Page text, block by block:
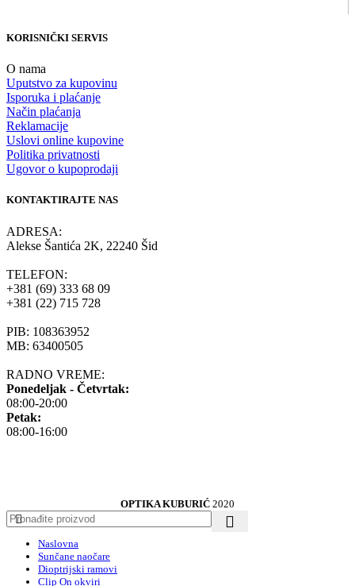
KORISNIČKI SERVIS
O nama
Uputstvo za kupovinu
Isporuka i plaćanje
Način plaćanja
Reklamacije
Uslovi online kupovine
Politika privatnosti
Ugovor o kupoprodaji
KONTAKTIRAJTE NAS
ADRESA:
Alekse Šantića 2K, 22240 Šid
TELEFON:
+381 (69) 333 68 09
+381 (22) 715 728
PIB: 108363952
MB: 63400505
RADNO VREME:
Ponedeljak - Četvrtak:
08:00-20:00
Petak:
08:00-16:00
OPTIKA KUBURIĆ 2020
Naslovna
Sunčane naočare
Dioptrijski ramovi
Clip On okviri